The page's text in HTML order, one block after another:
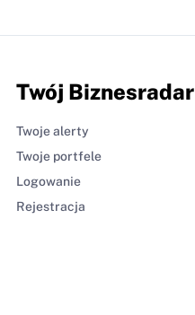
Twój Biznesradar
Twoje alerty
Twoje portfele
Logowanie
Rejestracja